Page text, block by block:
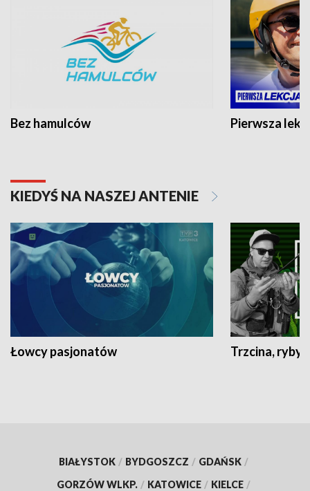
Bez hamulców Pierwsza
KIEDYŚ NA NASZEJ ANTENIE
Łowcy pasjonatów Trzcina, ryby
BIAŁYSTOK / BYDGOSZCZ / GDAŃSK /
GORZÓW WLKP. / KATOWICE / KIELCE /